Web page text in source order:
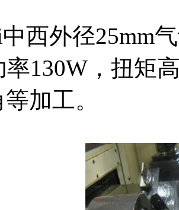
中西外径25mm
率130W，扭矩
加工。